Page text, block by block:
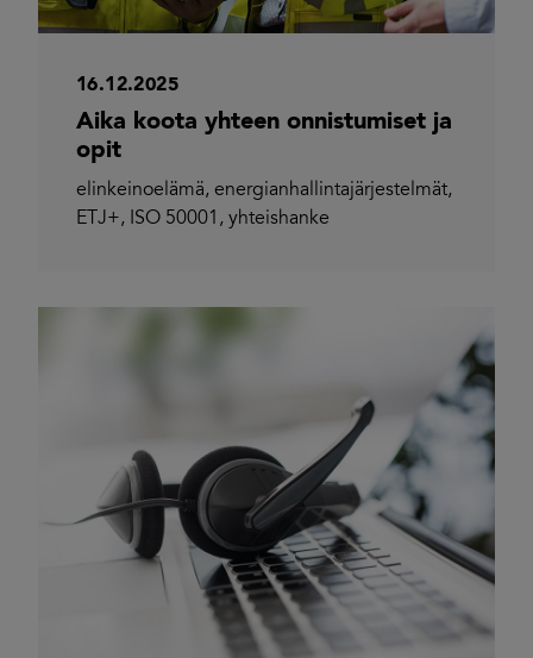
16.12.2025
Aika koota yhteen onnistumiset ja
opit
elinkeinoelämä, energianhallintajärjestelmät,
ETJ+, ISO 50001 , yhteishanke